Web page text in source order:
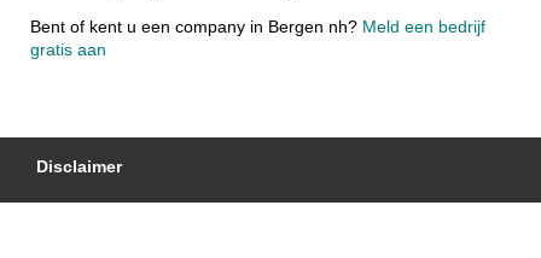
Bent of kent u een company in Bergen nh? Meld een bedrijf
gratis aan
Disclaimer